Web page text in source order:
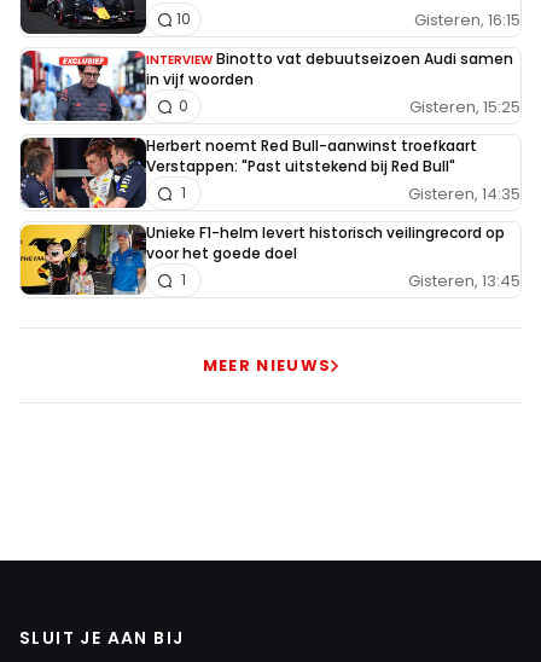
Gisteren, 16:15
10
INTERVIEW Binotto vat debuutseizoen Audi samen
in vijf woorden
Gisteren, 15:25
0
Herbert noemt Red Bull-aanwinst troefkaart
Verstappen: "Past uitstekend bij Red Bull"
Gisteren, 14:35
1
Unieke F1-helm levert historisch veilingrecord op
voor het goede doel
Gisteren, 13:45
1
MEER NIEUWS
SLUIT JE AAN BIJ